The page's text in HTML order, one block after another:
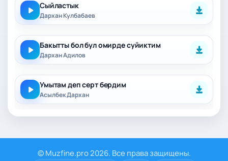
Сыйластык
Дархан Кулбабаев
Бакытты бол бул омирде суйиктим
Дархан Адилов
Умытам деп серт бердим
Асылбек Дархан
© Muzfine.pro 2026. Все права защищены.